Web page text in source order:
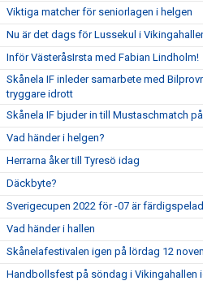
Viktiga matcher för seniorlagen i helgen
Nu är det dags för Lussekul i
Inför VästeråsIrsta med Fabian Lindholm!
Skånela IF inleder samarbete med
tryggare idrott
Skånela IF bjuder in till Mustaschmatch
Vad händer i helgen?
Herrarna åker till Tyresö idag
Däckbyte?
Sverigecupen 2022 för -07 är färdigspelad
Vad händer i hallen
Skånelafestivalen igen på lördag 12
Handbollsfest på söndag i Vikingahallen